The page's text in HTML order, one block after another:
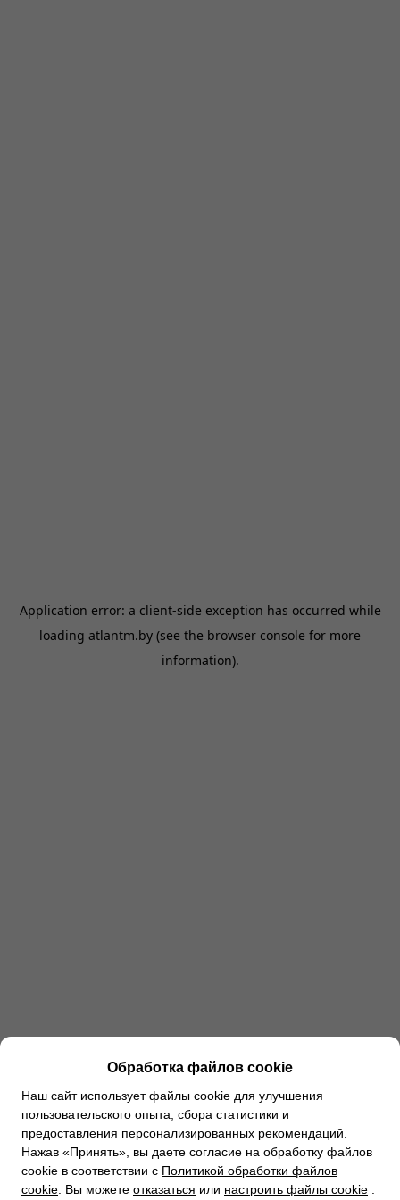
Application error: a client-side exception has occurred while
loading atlantm.by (see the browser console for more
information).
Обработка файлов cookie
Наш сайт использует файлы cookie для улучшения
пользовательского опыта, сбора статистики и
предоставления персонализированных рекомендаций.
Нажав «Принять», вы даете согласие на обработку файлов
cookie в соответствии с Политикой обработки файлов
cookie . Вы можете отказаться или настроить файлы cookie